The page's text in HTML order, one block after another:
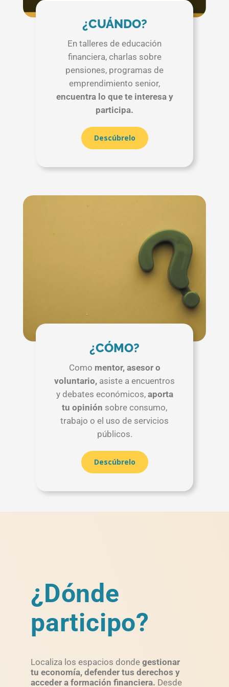
¿CUÁNDO?
En talleres de educación
financiera, charlas sobre
pensiones, programas de
emprendimiento senior,
encuentra lo que te interesa y
participa.
Descúbrelo
¿CÓMO?
Como mentor, asesor o
voluntario, asiste a encuentros
y debates económicos, aporta
tu opinión sobre consumo,
trabajo o el uso de servicios
públicos.
Descúbrelo
¿Dónde
participo?
Localiza los espacios donde gestionar
tu economía, defender tus derechos y
acceder a formación financiera. Desde